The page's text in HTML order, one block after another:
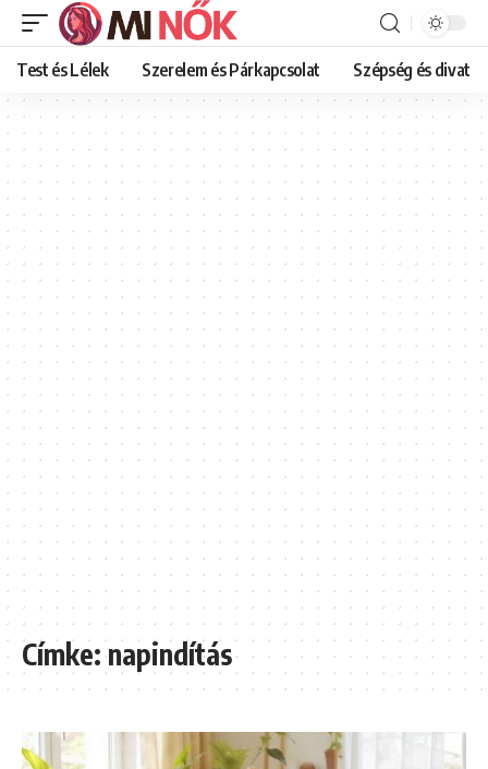
Test és Lélek Szerelem és Párkapcsolat Szépség és divat
Címke:napindítás